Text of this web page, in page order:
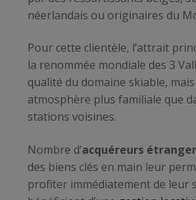
néerlandais ou originaires du
Pour cette clientèle, l’attrait
la renommée mondiale des 3
qualité du domaine skiable,
atmosphère plus familiale que
stations voisines.
Nombre d’acquéreurs
des biens clés en main leur
profiter immédiatement de leur